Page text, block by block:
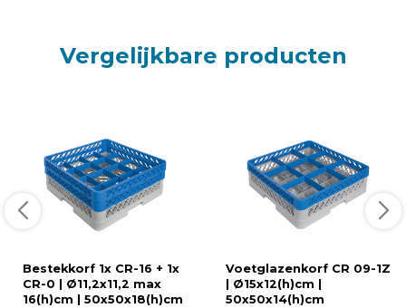
Vergelijkbare producten
Bestekkorf 1x CR-16 + 1x
CR-0 | Ø11,2x11,2 max
16(h)cm | 50x50x18(h)cm
Voetglazenkorf CR 09-1Z
| Ø15x12(h)cm |
50x50x14(h)cm